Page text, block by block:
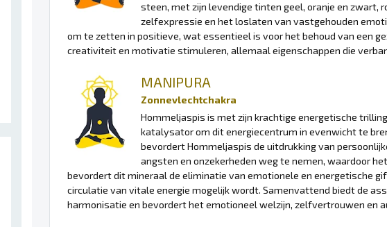
steen, met zijn levendige tinten geel, oranje en zwart,
zelfexpressie en het loslaten van vastgehouden
om te zetten in positieve, wat essentieel is voor het behoud van een
creativiteit en motivatie stimuleren, allemaal eigenschappen die
MANIPURA
Zonnevlechtchakra
Hommeljaspis is met zijn krachtige energetische
katalysator om dit energiecentrum in evenwicht te
bevordert Hommeljaspis de uitdrukking van
angsten en onzekerheden weg te nemen, waardoor
bevordert dit mineraal de eliminatie van emotionele en energetische
circulatie van vitale energie mogelijk wordt. Samenvattend biedt de
harmonisatie en bevordert het emotioneel welzijn, zelfvertrouwen en